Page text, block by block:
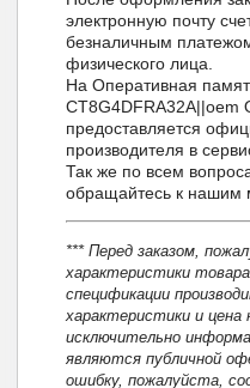
электронную почту
безналичным
физического лица.
На Оперативная
CT8G4DFRA32A||oem
предоставляется
производителя в
Так же по всем
обращайтесь к нашим
*** Перед заказом,
характеристики
спецификации
характеристики и
исключительно
являются публичной
ошибку, пожалуйста,